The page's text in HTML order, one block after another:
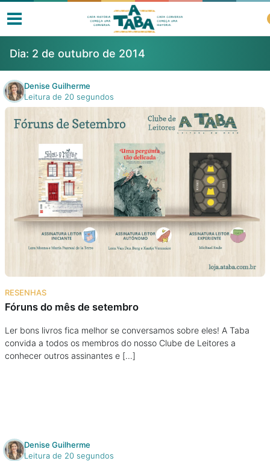
Livros
Clube de Leitores
Listas
Como ler?
Na escola
Na família
Colunas
Cursos On line
Dia: 2 de outubro de 2014
Denise Guilherme
Leitura de 20 segundos
RESENHAS
Fóruns do mês de setembro
Ler bons livros fica melhor se conversamos sobre eles! A Taba
convida a todos os membros do nosso Clube de Leitores a
conhecer outros assinantes e […]
Denise Guilherme
Leitura de 20 segundos